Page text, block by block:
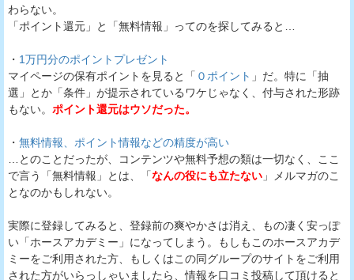
わらない。
「ポイント還元」と「無料情報」ってのを探してみると…
・ 1万円分のポイントプレゼント
マイページの保有ポイントを見ると「 ０ポイント 」だ。特に「抽
選」とか「条件」が提示されているワケじゃなく、付与された形跡
もない。 ポイント還元はウソだった。
・ 無料情報、ポイント情報などの精度が高い
…とのことだったが、コンテンツや無料予想の類は一切なく、ここ
で言う「無料情報」とは、「なんの役にも立たない 」メルマガのこ
となのかもしれない。
実際に登録してみると、登録前の爽やかさは消え、もの凄く安っぽ
い「ホースアカデミー」になってしまう。もしもこのホースアカデ
ミーをご利用された方、もしくはこの同グループのサイトをご利用
された方がいらっしゃいましたら、情報を口コミ投稿して頂けると